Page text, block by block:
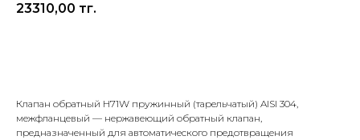
23310,00 тг.
Клапан обратный H71W пружинный (тарельчатый) AISI 304,
межфланцевый — нержавеющий обратный клапан,
предназначенный для автоматического предотвращения